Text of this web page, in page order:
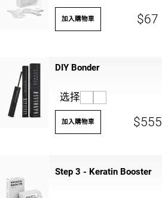
加入購物車 $67
DIY Bonder
选择
加入購物車 $555
Step 3 - Keratin Booster